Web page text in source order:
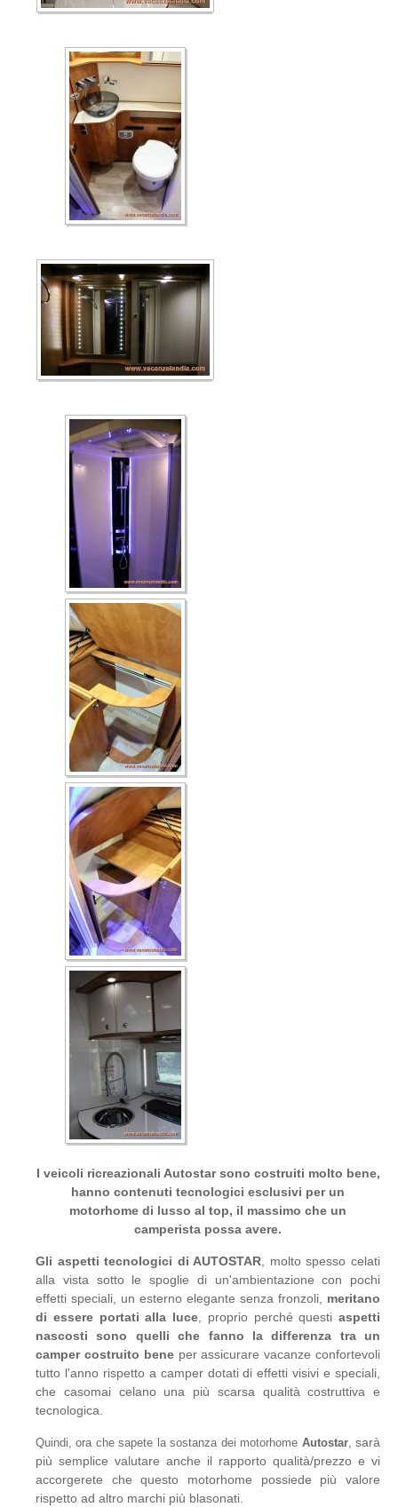
I veicoli ricreazionali Autostar sono costruiti molto bene,
hanno contenuti tecnologici esclusivi per un
motorhome di lusso al top, il massimo che un
camperista possa avere.
Gli aspetti tecnologici di AUTOSTAR , molto spesso celati
alla vista sotto le spoglie di un'ambientazione con pochi
effetti speciali, un esterno elegante senza fronzoli, meritano
di essere portati alla luce , proprio perché questi aspetti
nascosti sono quelli che fanno la differenza tra un
camper costruito beneper assicurare vacanze confortevoli
tutto l'anno rispetto a camper dotati di effetti visivi e speciali,
che casomai celano una più scarsa qualità costruttiva e
tecnologica.
Quindi, ora che sapete la sostanza dei motorhome Autostar, sarà
più semplice valutare anche il rapporto qualità/prezzo e vi
accorgerete che questo motorhome possiede più valore
rispetto ad altro marchi più blasonati.